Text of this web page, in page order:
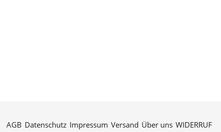
AGB Datenschutz Impressum Versand Über uns WIDERRUF